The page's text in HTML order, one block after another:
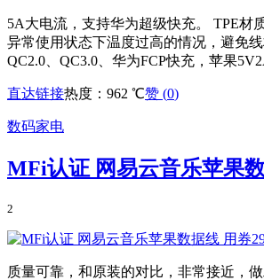
5A大电流，支持华为超级快充。 TPE材
异常使用状态下温度过高的情况，避免
QC2.0、QC3.0、华为FCP快充，苹果
直达链接热度：962 ℃赞 (0)
数码家电
MFi认证 网易云音乐苹果
2
质量可靠，和原装的对比，非常接近，